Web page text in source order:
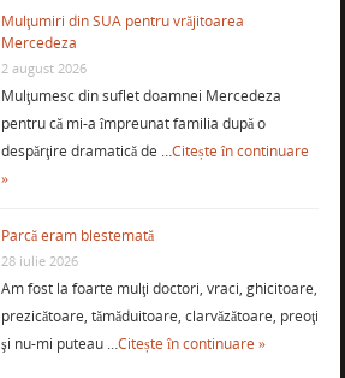
Mulţumiri din SUA pentru vrăjitoarea
Mercedeza
2 august 2026
Mulţumesc din suflet doamnei Mercedeza
pentru că mi-a împreunat familia după o
despărţire dramatică de …Citește în continuare
»
Parcă eram blestemată
28 iulie 2026
Am fost la foarte mulţi doctori, vraci, ghicitoare,
prezicătoare, tămăduitoare, clarvăzătoare, preoţi
şi nu-mi puteau …Citește în continuare »